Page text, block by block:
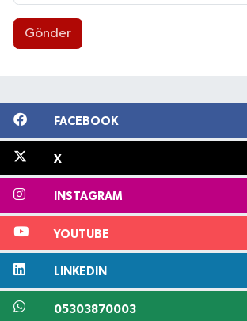
Gönder
FACEBOOK
X
INSTAGRAM
YOUTUBE
LINKEDIN
05303870003